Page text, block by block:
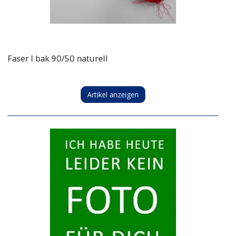
Faser I bak 90/50 naturell
Artikel anzeigen